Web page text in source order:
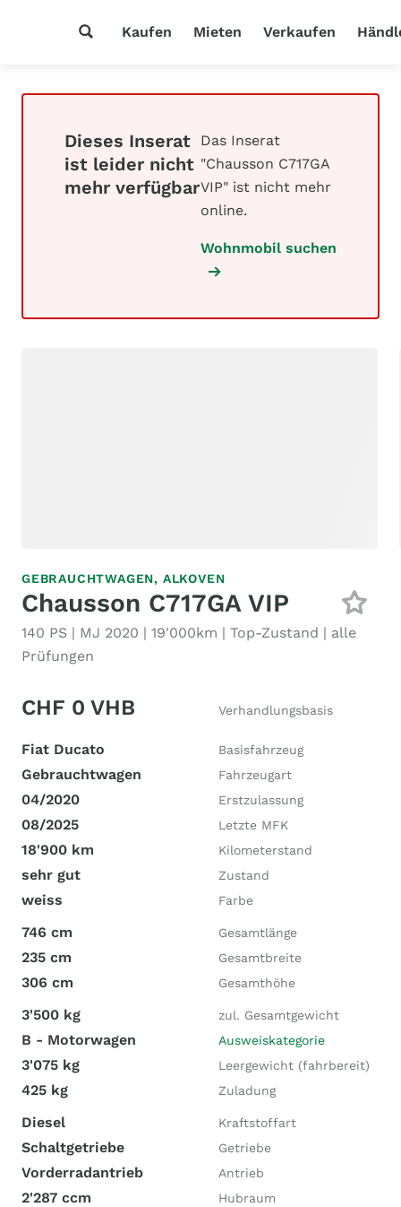
Kaufen Mieten Verkaufen
Dieses Inserat
ist leider nicht
mehr verfügbar
Das Inserat
"Chausson C717GA
VIP" ist nicht mehr
online.
Wohnmobil suchen
GEBRAUCHTWAGEN, ALKOVEN
Chausson C717GA VIP
140 PS | MJ 2020 | 19'000km | Top-Zustand | alle
Prüfungen
CHF 0 VHB Verhandlungsbasis
Fiat Ducato Basisfahrzeug
Gebrauchtwagen Fahrzeugart
04/2020 Erstzulassung
08/2025 Letzte MFK
18'900 km Kilometerstand
sehr gut Zustand
weiss Farbe
746 cm Gesamtlänge
235 cm Gesamtbreite
306 cm Gesamthöhe
3'500 kg zul. Gesamtgewicht
B - Motorwagen Ausweiskategorie
3'075 kg Leergewicht (fahrbereit)
425 kg Zuladung
Diesel Kraftstoffart
Schaltgetriebe Getriebe
Vorderradantrieb Antrieb
2'287 ccm Hubraum